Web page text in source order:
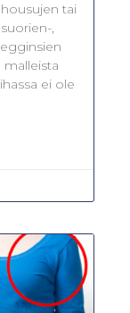
tai
,
malleista
ei ole